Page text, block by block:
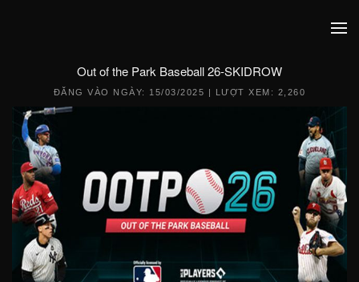
Out of the Park Baseball 26-SKIDROW
ĐĂNG VÀO NGÀY: 15/03/2025 | LƯỢT XEM: 2,260